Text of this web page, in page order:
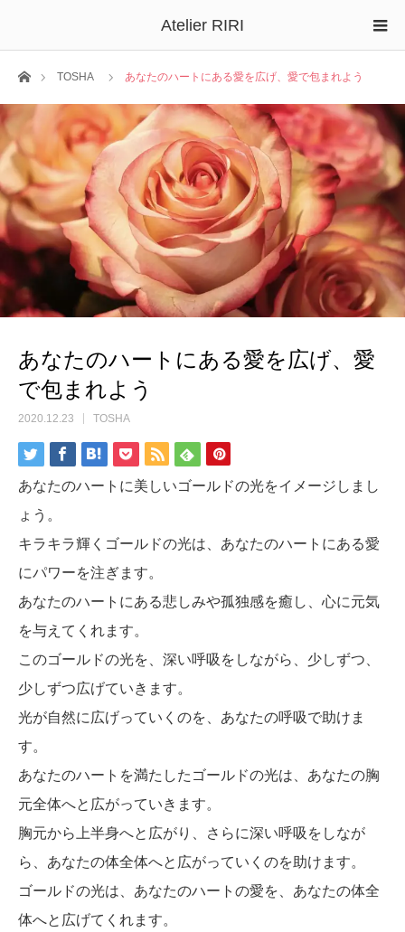
Atelier RIRI
ホームTOSHA あなたのハートにある愛を広げ、愛で包まれよう
あなたのハートにある愛を広げ、愛
で包まれよう
2020.12.23 TOSHA
あなたのハートに美しいゴールドの光をイメージしまし
ょう。
キラキラ輝くゴールドの光は、あなたのハートにある愛
にパワーを注ぎます。
あなたのハートにある悲しみや孤独感を癒し、心に元気
を与えてくれます。
このゴールドの光を、深い呼吸をしながら、少しずつ、
少しずつ広げていきます。
光が自然に広げっていくのを、あなたの呼吸で助けま
す。
あなたのハートを満たしたゴールドの光は、あなたの胸
元全体へと広がっていきます。
胸元から上半身へと広がり、さらに深い呼吸をしなが
ら、あなたの体全体へと広がっていくのを助けます。
ゴールドの光は、あなたのハートの愛を、あなたの体全
体へと広げてくれます。